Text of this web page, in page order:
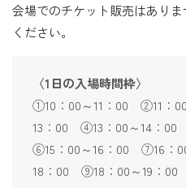
会場でのチケット販売はあり
ください。
〈1日の入場時間枠〉
①10：00～11：00 ②11：
13：00 ④13：00～14：
⑥15：00～16：00 ⑦16：
18：00 ⑨18：00～19：00